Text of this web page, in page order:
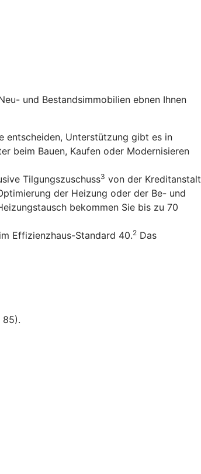
und Bestandsimmobilien ebnen Ihnen
entscheiden, Unterstützung gibt es in
beim Bauen, Kaufen oder Modernisieren
Tilgungszuschuss3 von der Kreditanstalt
der Heizung oder der Be- und
bekommen Sie bis zu 70
Effizienzhaus-Standard 40.2 Das
85).